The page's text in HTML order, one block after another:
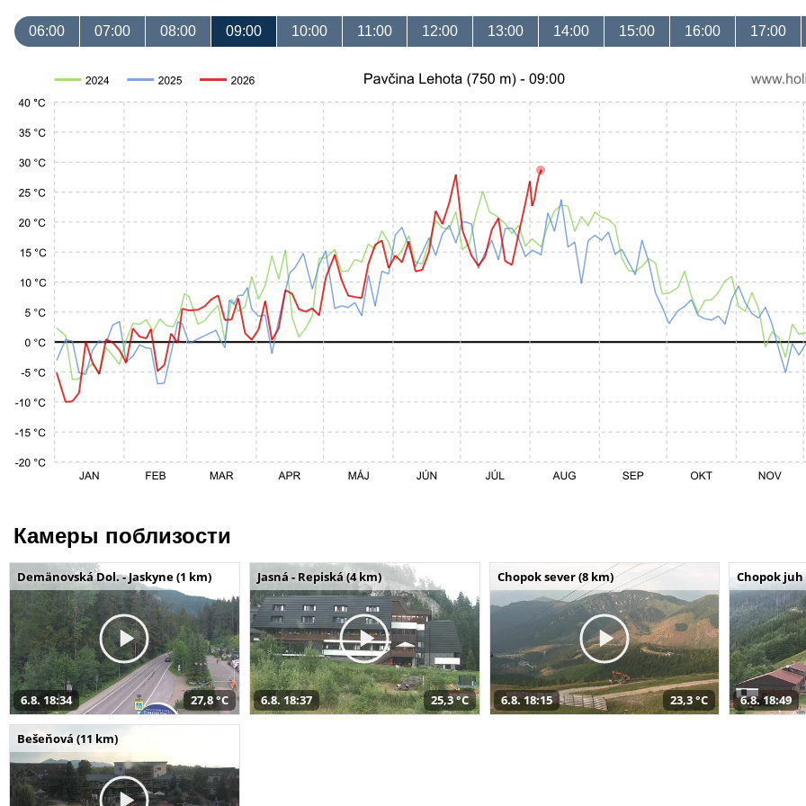
06:00 07:00 08:00 09:00 10:00 11:00 12:00 13:00 14:00 15:00 16:00 17:00
Камеры поблизости
Demänovská Dol. - Jaskyne (1 km)
6.8. 18:34 27,8 °C
Jasná - Repiská (4 km)
6.8. 18:37 25,3 °C
Chopok sever (8 km)
6.8. 18:15 23,3 °C
Chopok juh
6.8. 18:49
Bešeňová (11 km)